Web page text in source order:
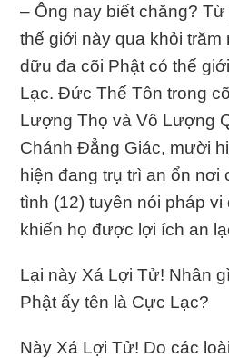
– Ông nay biết chăng?
thế giới này qua khỏi trăm
dữu đa cõi Phật có thế
Lạc. Ðức Thế Tôn trong
Lượng Thọ và Vô Lượng
Chánh Ðẳng Giác, mười
hiện đang trụ trì an ổn nơi
tình (12) tuyên nói pháp vi
khiến họ được lợi ích an
Lại này Xá Lợi Tử! Nhân
Phật ấy tên là Cực Lạc?
Này Xá Lợi Tử! Do các